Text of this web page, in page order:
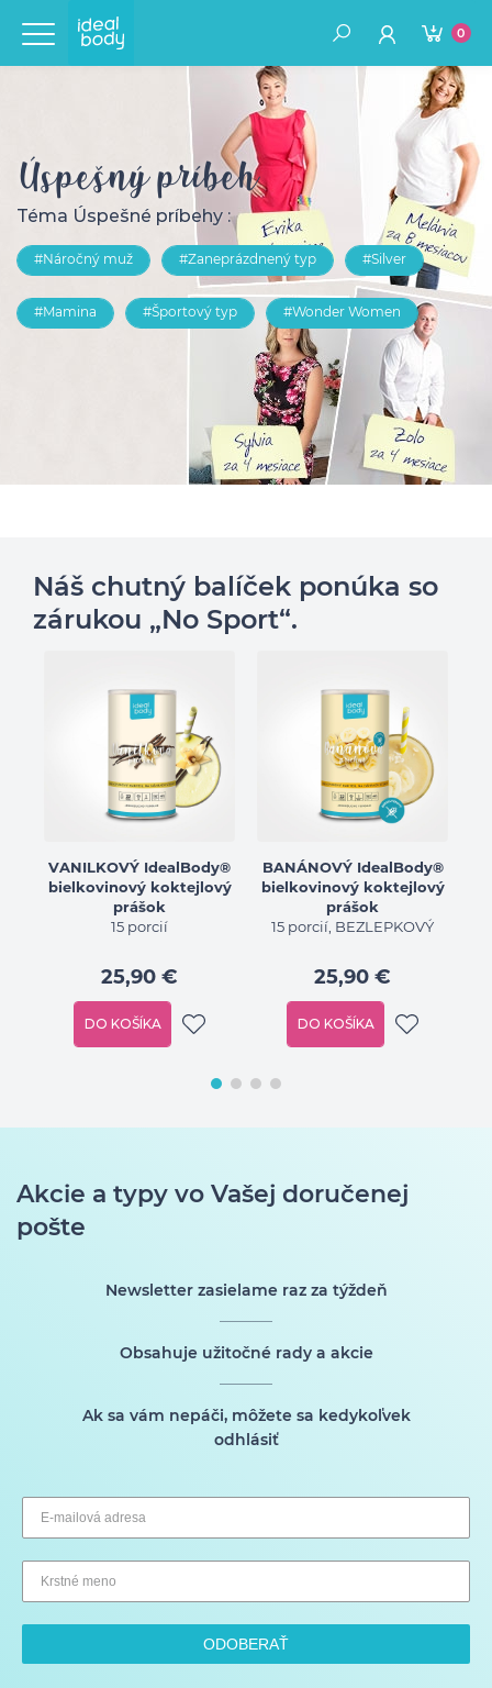
0
Úspešný príbeh
Téma Úspešné príbehy :
#Náročný muž #Zaneprázdnený typ #Silver
#Mamina #Športový typ #Wonder Women
Náš chutný balíček ponúka so
zárukou „No Sport“.
VANILKOVÝ IdealBody®
bielkovinový koktejlový
prášok
15 porcií
25,90 €
DO KOŠÍKA
BANÁNOVÝ IdealBody®
bielkovinový koktejlový
prášok
15 porcií, BEZLEPKOVÝ
25,90 €
DO KOŠÍKA
Akcie a typy vo Vašej doručenej
pošte
Newsletter zasielame raz za týždeň
Obsahuje užitočné rady a akcie
Ak sa vám nepáči, môžete sa kedykoľvek
odhlásiť
ODOBERAŤ